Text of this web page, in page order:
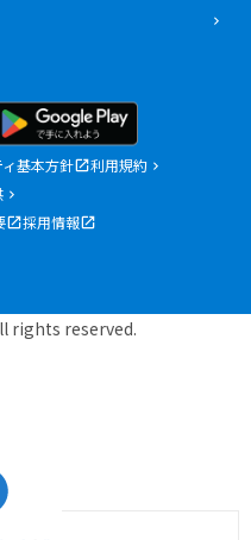
基本方針
利用規約
採用情報
rights reserved.